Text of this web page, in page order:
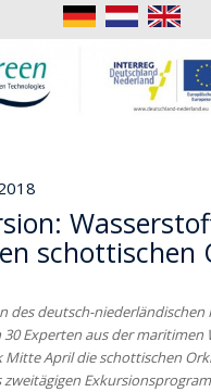
schottischen
des deutsch-niederländischen
Experten aus der maritimen
Mitte April die schottischen
zweitägigen